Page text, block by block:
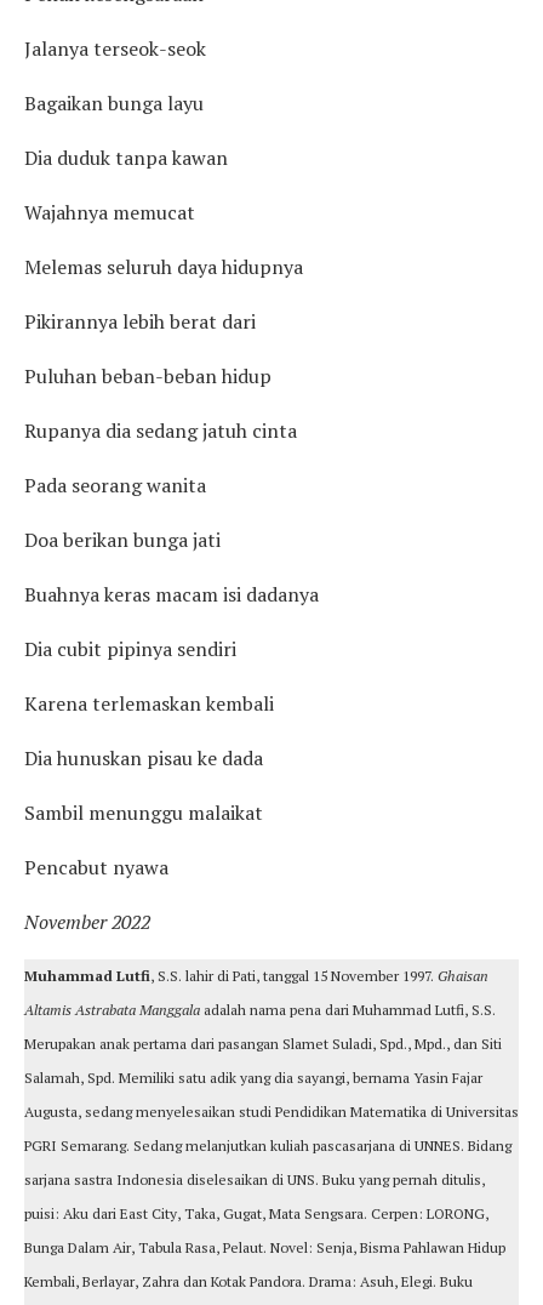
Jalanya terseok-seok
Bagaikan bunga layu
Dia duduk tanpa kawan
Wajahnya memucat
Melemas seluruh daya hidupnya
Pikirannya lebih berat dari
Puluhan beban-beban hidup
Rupanya dia sedang jatuh cinta
Pada seorang wanita
Doa berikan bunga jati
Buahnya keras macam isi dadanya
Dia cubit pipinya sendiri
Karena terlemaskan kembali
Dia hunuskan pisau ke dada
Sambil menunggu malaikat
Pencabut nyawa
November 2022
Muhammad Lutfi, S.S. lahir di Pati, tanggal 15 November 1997. Ghaisan
Altamis Astrabata Manggala adalah nama pena dari Muhammad Lutfi, S.S.
Merupakan anak pertama dari pasangan Slamet Suladi, Spd., Mpd., dan Siti
Salamah, Spd. Memiliki satu adik yang dia sayangi, bernama Yasin Fajar
Augusta, sedang menyelesaikan studi Pendidikan Matematika di Universitas
PGRI Semarang. Sedang melanjutkan kuliah pascasarjana di UNNES. Bidang
sarjana sastra Indonesia diselesaikan di UNS. Buku yang pernah ditulis,
puisi: Aku dari East City, Taka, Gugat, Mata Sengsara. Cerpen: LORONG,
Bunga Dalam Air, Tabula Rasa, Pelaut. Novel: Senja, Bisma Pahlawan Hidup
Kembali, Berlayar, Zahra dan Kotak Pandora. Drama: Asuh, Elegi. Buku